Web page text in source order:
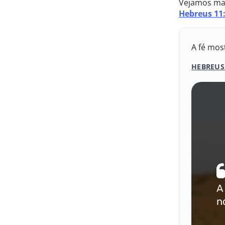
Vejamos
Hebreus
A fé
2009 –
1969 –
1993 –